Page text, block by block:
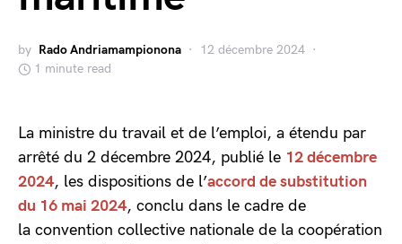
by Rado Andriamampionona
12 décembre 2024
1 minute read
La ministre du travail et de l’emploi, a étendu par
arrêté du 2 décembre 2024, publié le 12 décembre
2024, les dispositions de l’accord de substitution
du 16 mai 2024, conclu dans le cadre de
la convention collective nationale de la coopération